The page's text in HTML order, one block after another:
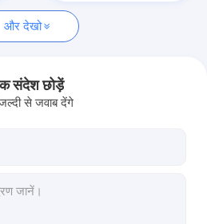
और देखो
संदेश छोड़ें
से जवाब देंगे